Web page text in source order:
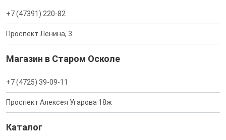
+7 (47391) 220-82
Проспект Ленина, 3
Магазин в Старом Осколе
+7 (4725) 39-09-11
Проспект Алексея Угарова 18ж
Каталог